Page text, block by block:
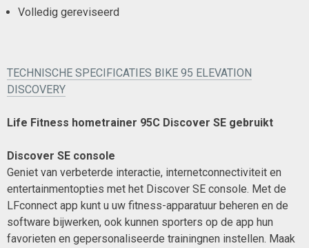
Volledig gereviseerd
TECHNISCHE SPECIFICATIES BIKE 95 ELEVATION
DISCOVERY
Life Fitness hometrainer 95C Discover SE gebruikt
Discover SE console
Geniet van verbeterde interactie, internetconnectiviteit en
entertainmentopties met het Discover SE console. Met de
LFconnect app kunt u uw fitness-apparatuur beheren en de
software bijwerken, ook kunnen sporters op de app hun
favorieten en gepersonaliseerde trainingnen instellen. Maak